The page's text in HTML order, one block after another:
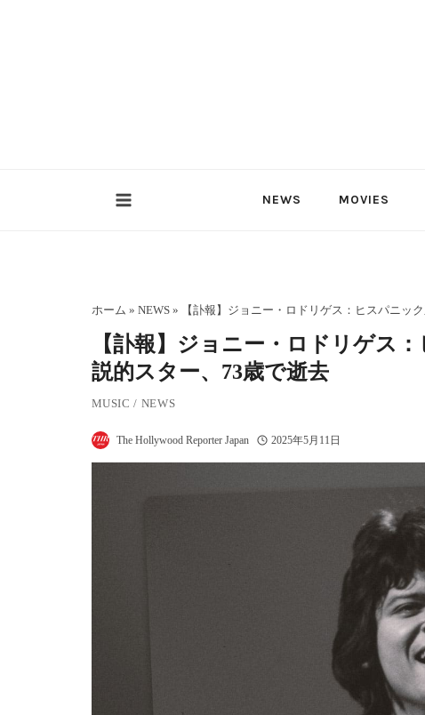
NEWS MOVIES
ホーム » NEWS» 【訃報】ジョニー・ロドリゲス：ヒスパニッ
【訃報】ジョニー・ロドリゲス
説的スター、73歳で逝去
MUSIC / NEWS
The Hollywood Reporter Japan 2025年5月11日